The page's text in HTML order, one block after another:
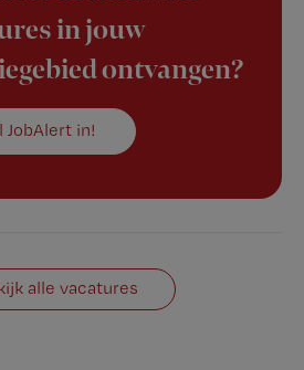
in jouw
ontvangen?
JobAlert in!
alle vacatures